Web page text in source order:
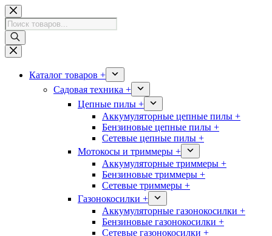
Перейти
к
сути
Поиск
товаров
Каталог товаров +
Садовая техника +
Цепные пилы +
Аккумуляторные цепные пилы +
Бензиновые цепные пилы +
Сетевые цепные пилы +
Мотокосы и триммеры +
Аккумуляторные триммеры +
Бензиновые триммеры +
Сетевые триммеры +
Газонокосилки +
Аккумуляторные газонокосилки +
Бензиновые газонокосилки +
Сетевые газонокосилки +